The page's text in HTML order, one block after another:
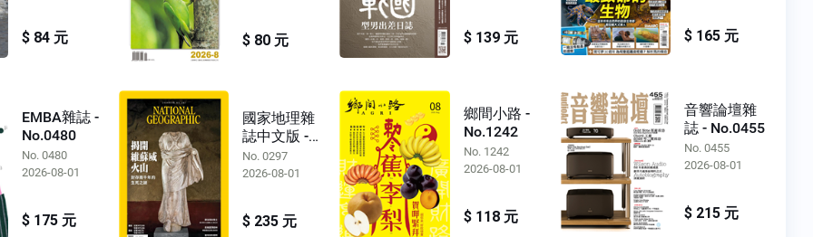
$ 84 元 $ 80 元 $ 139 元 $ 165 元
EMBA雜誌 -
No.0480
No. 0480
2026-08-01
$ 175 元
國家地理雜
誌中文版 -
No.0297
No. 0297
2026-08-01
$ 235 元
鄉間小路 -
No.1242
No. 1242
2026-08-01
$ 118 元
音響論壇雜
誌 - No.0455
No. 0455
2026-08-01
$ 215 元